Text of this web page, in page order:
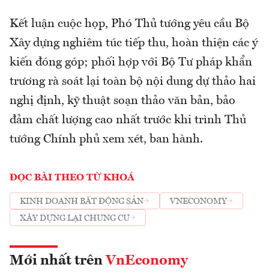
Kết luận cuộc họp, Phó Thủ tướng yêu cầu Bộ
Xây dựng nghiêm túc tiếp thu, hoàn thiện các ý
kiến đóng góp; phối hợp với Bộ Tư pháp khẩn
trương rà soát lại toàn bộ nội dung dự thảo hai
nghị định, kỹ thuật soạn thảo văn bản, bảo
đảm chất lượng cao nhất trước khi trình Thủ
tướng Chính phủ xem xét, ban hành.
ĐỌC BÀI THEO TỪ KHOÁ
KINH DOANH BẤT ĐỘNG SẢN
VNECONOMY
XÂY DỰNG LẠI CHUNG CƯ
Mới nhất trên VnEconomy